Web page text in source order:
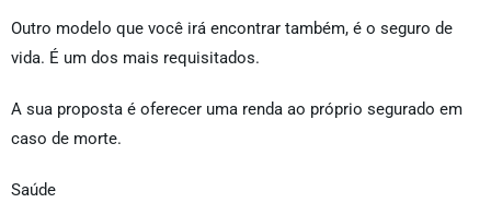
Outro modelo que você irá encontrar também, é o seguro de
vida. É um dos mais requisitados.
A sua proposta é oferecer uma renda ao próprio segurado em
caso de morte.
Saúde